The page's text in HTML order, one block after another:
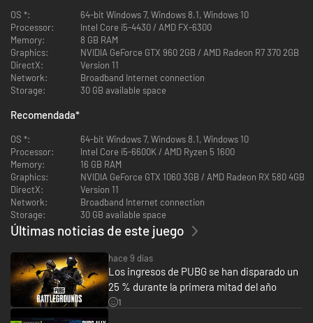
bang!
- BEACH SHIRT, TWISTY TOP, and PARADISE BOTTOM: Enjoy the tropical
conditions of Sanhok in these Summer-themed outfits!
*All rewards unlocked during the event are not tradable or marketable.
OS *:
64-bit Windows 7, Windows 8.1, Windows 10
Processor:
Intel Core i5-4430 / AMD FX-6300
Memory:
8 GB RAM
Graphics:
NVIDIA GeForce GTX 960 2GB / AMD Radeon R7 370 2GB
DirectX:
Version 11
Network:
Broadband Internet connection
Storage:
30 GB available space
Recomendada*
OS *:
64-bit Windows 7, Windows 8.1, Windows 10
Processor:
Intel Core i5-6600K / AMD Ryzen 5 1600
Memory:
16 GB RAM
Graphics:
NVIDIA GeForce GTX 1060 3GB / AMD Radeon RX 580 4GB
DirectX:
Version 11
Network:
Broadband Internet connection
Storage:
30 GB available space
Últimas noticias de este juego
hace 9 días
Los ingresos de PUBG se han disparado un
25 % durante la primera mitad del año
1